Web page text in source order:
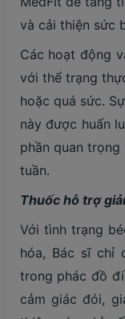
và cải thiện sức
Các hoạt động
với thể trạng
hoặc quá sức.
này được huấn
phần quan
tuần.
Thuốc hỗ trợ
Với tình trạng
hóa, Bác sĩ chỉ
trong phác đồ
cảm giác đói,